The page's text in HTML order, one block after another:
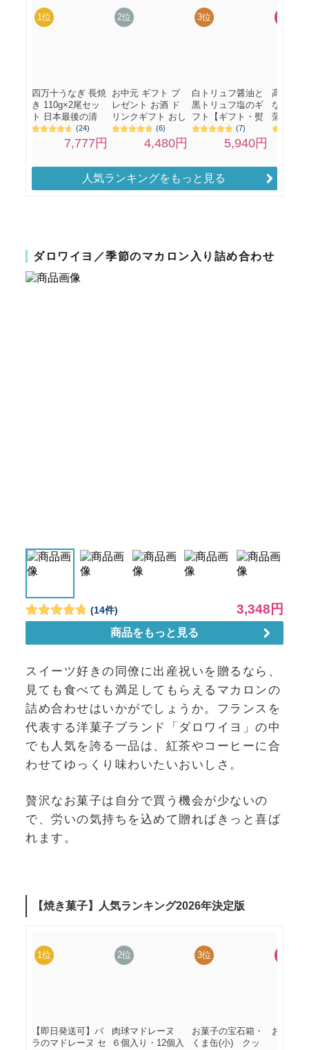
人気ランキングをもっと見る
ダロワイヨ／季節のマカロン入り詰め合わせ
スイーツ好きの同僚に出産祝いを贈るなら、
見ても食べても満足してもらえるマカロンの
詰め合わせはいかがでしょうか。フランスを
代表する洋菓子ブランド「ダロワイヨ」の中
でも人気を誇る一品は、紅茶やコーヒーに合
わせてゆっくり味わいたいおいしさ。
贅沢なお菓子は自分で買う機会が少ないの
で、労いの気持ちを込めて贈ればきっと喜ば
れます。